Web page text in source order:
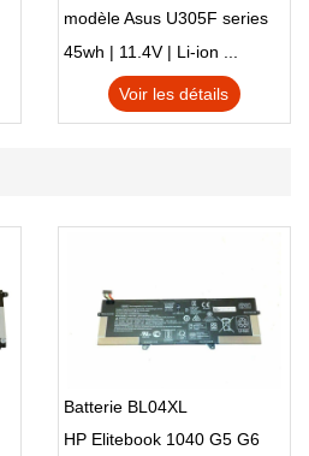
modèle Asus U305F series
45wh | 11.4V | Li-ion ...
Voir les détails
Batterie BL04XL
HP Elitebook 1040 G5 G6